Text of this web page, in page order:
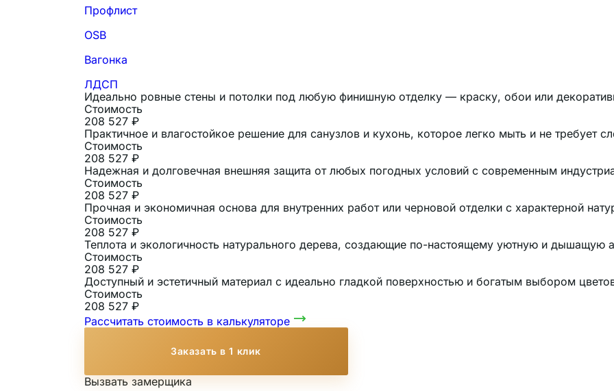
Профлист
OSB
Вагонка
ЛДСП
Идеально ровные стены и потолки под любую финишную отделку — краску, обои или
Стоимость
208 527 ₽
Практичное и влагостойкое решение для санузлов и кухонь, которое легко мыть и не требует
Стоимость
208 527 ₽
Надежная и долговечная внешняя защита от любых погодных условий с современным
Стоимость
208 527 ₽
Прочная и экономичная основа для внутренних работ или черновой отделки с характерной
Стоимость
208 527 ₽
Теплота и экологичность натурального дерева, создающие по-настоящему уютную и дышащую
Стоимость
208 527 ₽
Доступный и эстетичный материал с идеально гладкой поверхностью и богатым выбором
Стоимость
208 527 ₽
Рассчитать стоимость в калькуляторе
Заказать в 1 клик
Вызвать замерщика